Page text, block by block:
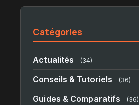
Catégories
Actualités (34)
Conseils & Tutoriels (36)
Guides & Comparatifs (36)